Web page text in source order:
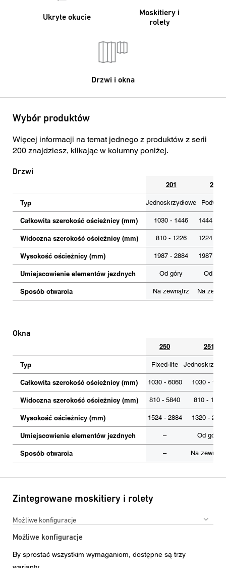
Ukryte okucie
Moskitiery i
rolety
Drzwi i okna
Wybór produktów
Więcej informacji na temat jednego z produktów z serii
200 znajdziesz, klikając w kolumny poniżej.
Drzwi
201 203
Typ Jednoskrzydłowe
Całkowita szerokość ościeżnicy (mm) 1030 - 1446 1444 -
Widoczna szerokość ościeżnicy (mm) 810 - 1226 1224 -
Wysokość ościeżnicy (mm) 1987 - 2884 1987 -
Umiejscowienie elementów jezdnych Od góry Od
Sposób otwarcia Na zewnątrz Na
Okna
250 251
Typ Fixed-lite
Całkowita szerokość ościeżnicy (mm) 1030 - 6060 1030 - 1446
Widoczna szerokość ościeżnicy (mm) 810 - 5840 810 - 1226
Wysokość ościeżnicy (mm) 1524 - 2884 1320 - 2884
Umiejscowienie elementów jezdnych – Od góry
Sposób otwarcia – Na
Zintegrowane moskitiery i rolety
Możliwe konfiguracje
Możliwe konfiguracje
By sprostać wszystkim wymaganiom, dostępne są trzy